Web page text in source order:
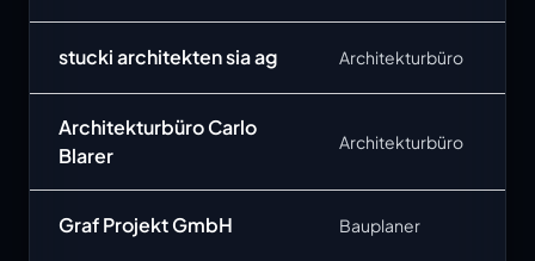
stucki architekten sia ag Architekturbüro
Architekturbüro Carlo
Blarer
Architekturbüro
Graf Projekt GmbH Bauplaner